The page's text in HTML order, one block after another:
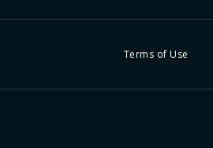
Terms of Use